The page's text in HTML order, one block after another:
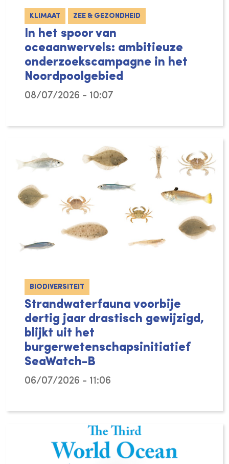
KLIMAAT ZEE & GEZONDHEID
In het spoor van
oceaanwervels: ambitieuze
onderzoekscampagne in het
Noordpoolgebied
08/07/2026 - 10:07
BIODIVERSITEIT
Strandwaterfauna voorbije
dertig jaar drastisch gewijzigd,
blijkt uit het
burgerwetenschapsinitiatief
SeaWatch-B
06/07/2026 - 11:06